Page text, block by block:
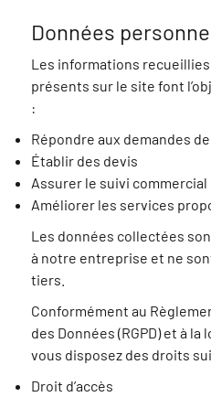
Données
Les informations
présents sur le site font
:
Répondre aux demandes
Établir des devis
Assurer le suivi commercial
Améliorer les services
Les données collectées
à notre entreprise et ne
tiers.
Conformément au
des Données (RGPD) et à
vous disposez des droits
Droit d’accès